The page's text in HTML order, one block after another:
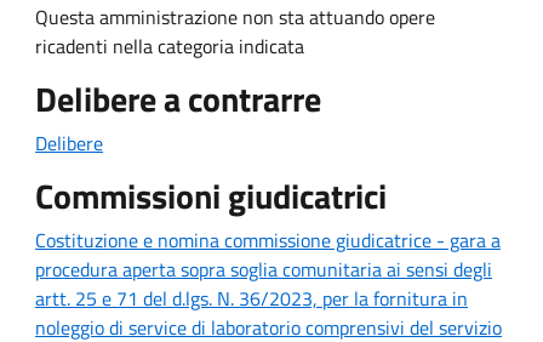
Questa amministrazione non sta attuando opere
ricadenti nella categoria indicata
Delibere a contrarre
Delibere
Commissioni giudicatrici
Costituzione e nomina commissione giudicatrice - gara a
procedura aperta sopra soglia comunitaria ai sensi degli
artt. 25 e 71 del d.lgs. N. 36/2023, per la fornitura in
noleggio di service di laboratorio comprensivi del servizio